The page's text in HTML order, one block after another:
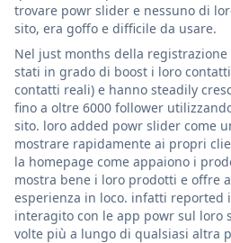
trovare powr slider e nessuno di
sito, era goffo e difficile da usare.
Nel just months della
stati in grado di boost i loro
contatti reali) e hanno steadily
fino a oltre 6000 follower
sito. loro added powr slider come
mostrare rapidamente ai propri
la homepage come appaiono i
mostra bene i loro prodotti e offre
esperienza in loco. infatti reported
interagito con le app powr sul loro
volte più a lungo di qualsiasi altra